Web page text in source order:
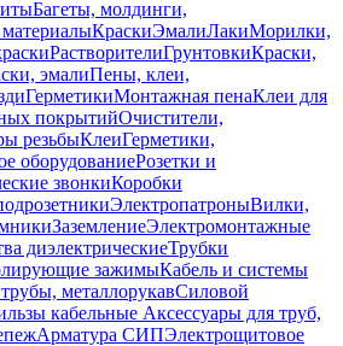
Багеты, молдинги,
КраскиЭмалиЛакиМорилки,
РастворителиГрунтовкиКраски,
эмалиПены, клеи,
ГерметикиМонтажная пенаКлеи для
покрытийОчистители,
резьбыКлеиГерметики,
оборудованиеРозетки и
звонкиКоробки
ЭлектропатроныВилки,
ЗаземлениеЭлектромонтажные
диэлектрическиеТрубки
зажимыКабель и системы
металлорукавСиловой
кабельные Аксессуары для труб,
Арматура СИПЭлектрощитовое